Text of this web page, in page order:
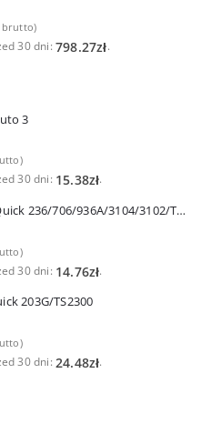
30 dni: 798.27zł.
3
30 dni: 15.38zł.
Grot Q-T-1.5C do Quick 236/706/936A/3104/3102/TS1100
30 dni: 14.76zł.
203G/TS2300
30 dni: 24.48zł.